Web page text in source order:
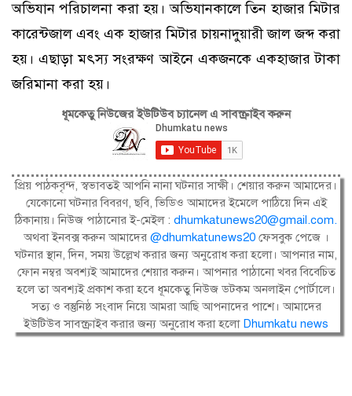
অভিযান পরিচালনা করা হয়। অভিযানকালে তিন হাজার মিটার
কারেন্টজাল এবং এক হাজার মিটার চায়নাদুয়ারী জাল জব্দ করা
হয়। এছাড়া মৎস্য সংরক্ষণ আইনে একজনকে একহাজার টাকা
জরিমানা করা হয়।
ধূমকেতু নিউজের ইউটিউব চ্যানেল এ সাবস্ক্রাইব করুন
প্রিয় পাঠকবৃন্দ, স্বভাবতই আপনি নানা ঘটনার সাক্ষী। শেয়ার করুন আমাদের।
যেকোনো ঘটনার বিবরণ, ছবি, ভিডিও আমাদের ইমেলে পাঠিয়ে দিন এই
ঠিকানায়। নিউজ পাঠানোর ই-মেইল : dhumkatunews20@gmail.com.
অথবা ইনবক্স করুন আমাদের@dhumkatunews20 ফেসবুক পেজে ।
ঘটনার স্থান, দিন, সময় উল্লেখ করার জন্য অনুরোধ করা হলো। আপনার নাম,
ফোন নম্বর অবশ্যই আমাদের শেয়ার করুন। আপনার পাঠানো খবর বিবেচিত
হলে তা অবশ্যই প্রকাশ করা হবে ধূমকেতু নিউজ ডটকম অনলাইন পোর্টালে।
সত্য ও বস্তুনিষ্ঠ সংবাদ নিয়ে আমরা আছি আপনাদের পাশে। আমাদের
ইউটিউব সাবস্ক্রাইব করার জন্য অনুরোধ করা হলো Dhumkatu news